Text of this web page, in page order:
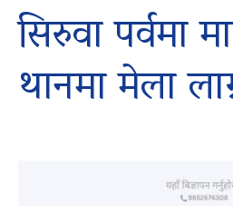
सिरुवा पर्वमा
थानमा मेला